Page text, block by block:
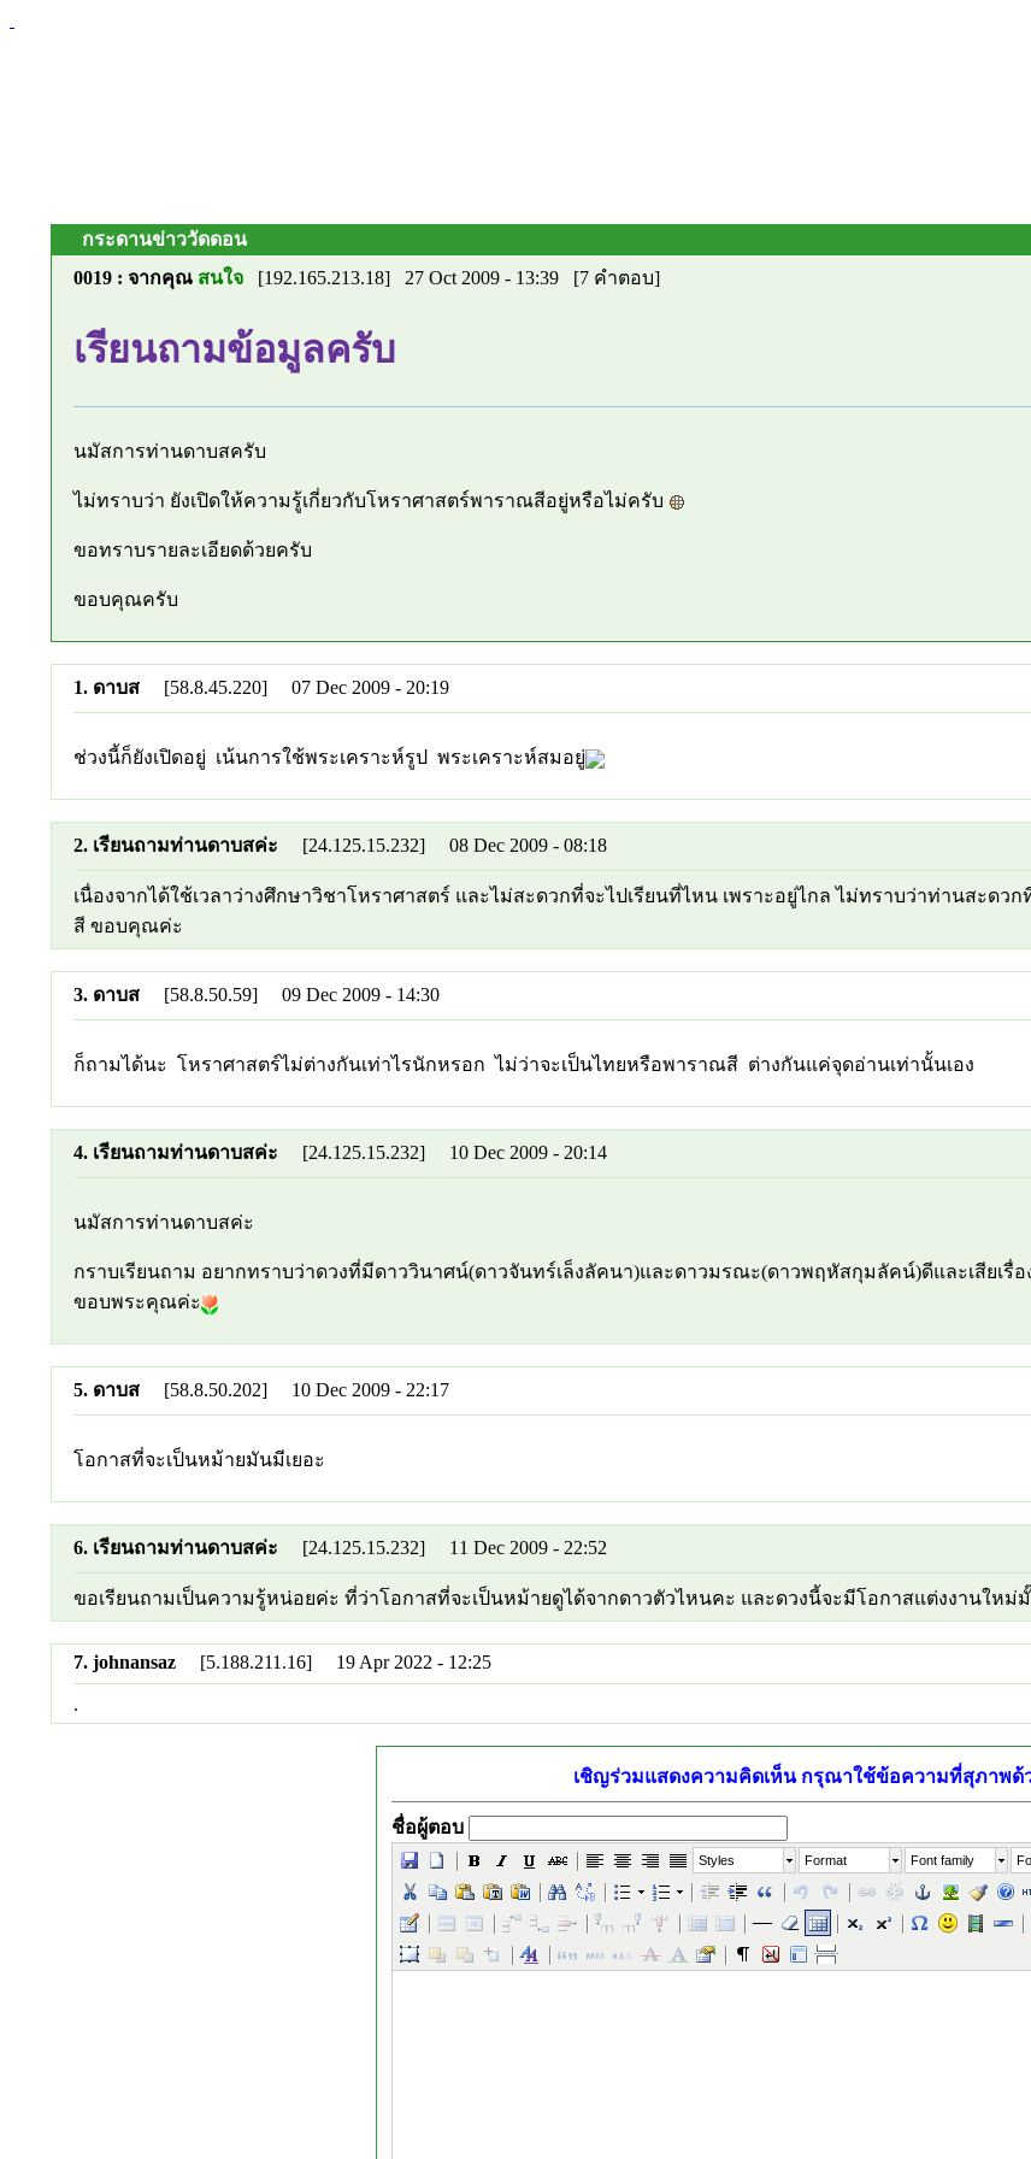
กระดานข่าววัดดอน
0019 : จากคุณ สนใจ [192.165.213.18] 27 Oct 2009 - 13:39 [7 คำตอบ]
เรียนถามข้อมูลครับ
นมัสการท่านดาบสครับ
ไม่ทราบว่า ยังเปิดให้ความรู้เกี่ยวกับโหราศาสตร์พาราณสีอยู่หรือไม่ครับ
ขอทราบรายละเอียดด้วยครับ
ขอบคุณครับ
1. ดาบส [58.8.45.220] 07 Dec 2009 - 20:19
ช่วงนี้ก็ยังเปิดอยู่ เน้นการใช้พระเคราะห์รูป พระเคราะห์สมอยู่
2. เรียนถามท่านดาบสค่ะ [24.125.15.232] 08 Dec 2009 - 08:18
เนื่องจากได้ใช้เวลาว่างศึกษาวิชาโหราศาสตร์ และไม่สะดวกที่จะไปเรียนที่ไหน เพราะอยู่ไกล ไม่ทราบว่าท่านสะด
สี ขอบคุณค่ะ
3. ดาบส [58.8.50.59] 09 Dec 2009 - 14:30
ก็ถามได้นะ โหราศาสตร์ไม่ต่างกันเท่าไรนักหรอก ไม่ว่าจะเป็นไทยหรือพาราณสี ต่างกันแค่จุดอ่านเท่านั้นเอง
4. เรียนถามท่านดาบสค่ะ [24.125.15.232] 10 Dec 2009 - 20:14
นมัสการท่านดาบสค่ะ
กราบเรียนถาม อยากทราบว่าดวงที่มีดาววินาศน์(ดาวจันทร์เล็งลัคนา)และดาวมรณะ(ดาวพฤหัสกุมลัคน์)ดีและเสียเรื่อง
ขอบพระคุณค่ะ
5. ดาบส [58.8.50.202] 10 Dec 2009 - 22:17
โอกาสที่จะเป็นหม้ายมันมีเยอะ
6. เรียนถามท่านดาบสค่ะ [24.125.15.232] 11 Dec 2009 - 22:52
ขอเรียนถามเป็นความรู้หน่อยค่ะ ที่ว่าโอกาสที่จะเป็นหม้ายดูได้จากดาวตัวไหนคะ และดวงนี้จะมีโอกาสแต่งงานให
7. johnansaz [5.188.211.16] 19 Apr 2022 - 12:25
.
เชิญร่วมแสดงความคิดเห็น กรุณาใช้ข้อความที่สุภาพด้
ชื่อผู้ตอบ
Styles Format Font family